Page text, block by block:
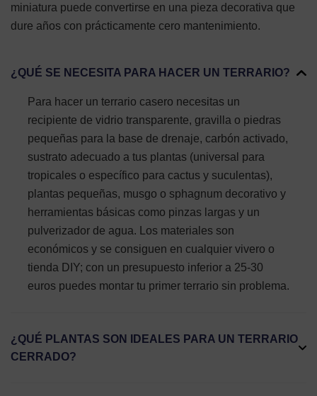
miniatura puede convertirse en una pieza decorativa que
dure años con prácticamente cero mantenimiento.
¿QUÉ SE NECESITA PARA HACER UN TERRARIO?
Para hacer un terrario casero necesitas un
recipiente de vidrio transparente, gravilla o piedras
pequeñas para la base de drenaje, carbón activado,
sustrato adecuado a tus plantas (universal para
tropicales o específico para cactus y suculentas),
plantas pequeñas, musgo o sphagnum decorativo y
herramientas básicas como pinzas largas y un
pulverizador de agua. Los materiales son
económicos y se consiguen en cualquier vivero o
tienda DIY; con un presupuesto inferior a 25-30
euros puedes montar tu primer terrario sin problema.
¿QUÉ PLANTAS SON IDEALES PARA UN TERRARIO
CERRADO?